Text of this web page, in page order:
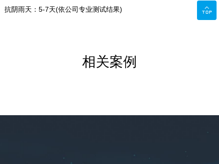
抗阴雨天：5-7天(依公司专业测试结果)
相关案例
